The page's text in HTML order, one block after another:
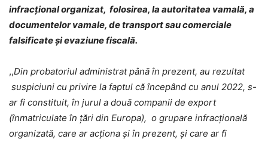
infracțional organizat, folosirea, la autoritatea vamală, a
documentelor vamale, de transport sau comerciale
falsificate și evaziune fiscală.
,,Din probatoriul administrat până în prezent, au rezultat
suspiciuni cu privire la faptul că începând cu anul 2022, s-
ar fi constituit, în jurul a două companii de export
(înmatriculate în țări din Europa), o grupare infracțională
organizată, care ar acționa și în prezent, și care ar fi